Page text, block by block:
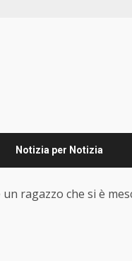
Notizia per Notizia
ragazzo che si è